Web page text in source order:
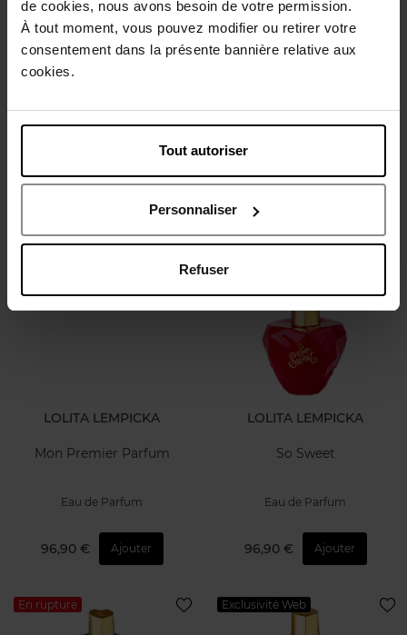
de cookies, nous avons besoin de votre permission.
À tout moment, vous pouvez modifier ou retirer votre
consentement dans la présente bannière relative aux
cookies.
Tout autoriser
Personnaliser
Refuser
coffret
45,90 €
coffret
45,90 €
LOLITA LEMPICKA
Mon Premier Parfum
Eau de Parfum
96,90 € Ajouter
LOLITA LEMPICKA
So Sweet
Eau de Parfum
96,90 € Ajouter
En rupture Exclusivité Web